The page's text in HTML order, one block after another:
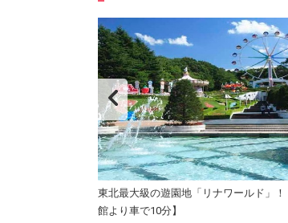
東北最大級の遊園地「リナワールド」！
館より車で10分】